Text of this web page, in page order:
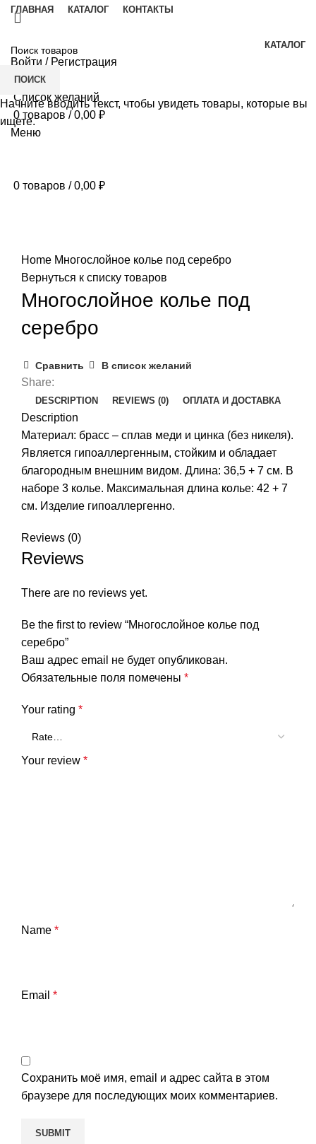
ГЛАВНАЯ КАТАЛОГ КОНТАКТЫ
КАТАЛОГ
Войти / Регистрация
Список желаний
0 товаров / 0,00 ₽
Меню
0 товаров / 0,00 ₽
Home Многослойное колье под серебро
Вернуться к списку товаров
Многослойное колье под
серебро
Сравнить В список желаний
Share:
DESCRIPTION REVIEWS (0) ОПЛАТА И ДОСТАВКА
Description
Материал: брасс – сплав меди и цинка (без никеля).
Является гипоаллергенным, стойким и обладает
благородным внешним видом. Длина: 36,5 + 7 см. В
наборе 3 колье. Максимальная длина колье: 42 + 7
см. Изделие гипоаллергенно.
Reviews (0)
Reviews
There are no reviews yet.
Be the first to review “Многослойное колье под
серебро”
Ваш адрес email не будет опубликован.
Обязательные поля помечены *
Your rating *
Your review *
Name *
Email *
Сохранить моё имя, email и адрес сайта в этом
браузере для последующих моих комментариев.
ПОИСК
Начните вводить текст, чтобы увидеть товары, которые вы
ищете.